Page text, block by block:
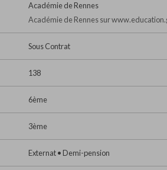
Académie de Rennes
Académie de Rennes sur
Sous Contrat
138
6ème
3ème
Externat • Demi-pension